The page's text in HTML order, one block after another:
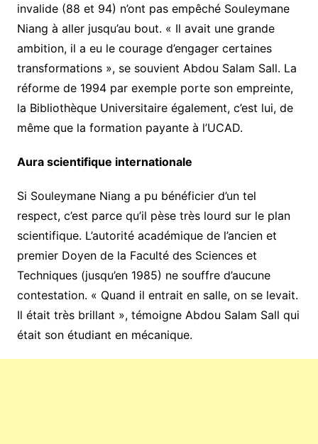
invalide (88 et 94) n’ont pas empêché Souleymane
Niang à aller jusqu’au bout. « Il avait une grande
ambition, il a eu le courage d’engager certaines
transformations », se souvient Abdou Salam Sall. La
réforme de 1994 par exemple porte son empreinte,
la Bibliothèque Universitaire également, c’est lui, de
même que la formation payante à l’UCAD.
Aura scientifique internationale
Si Souleymane Niang a pu bénéficier d’un tel
respect, c’est parce qu’il pèse très lourd sur le plan
scientifique. L’autorité académique de l’ancien et
premier Doyen de la Faculté des Sciences et
Techniques (jusqu’en 1985) ne souffre d’aucune
contestation. « Quand il entrait en salle, on se levait.
Il était très brillant », témoigne Abdou Salam Sall qui
était son étudiant en mécanique.